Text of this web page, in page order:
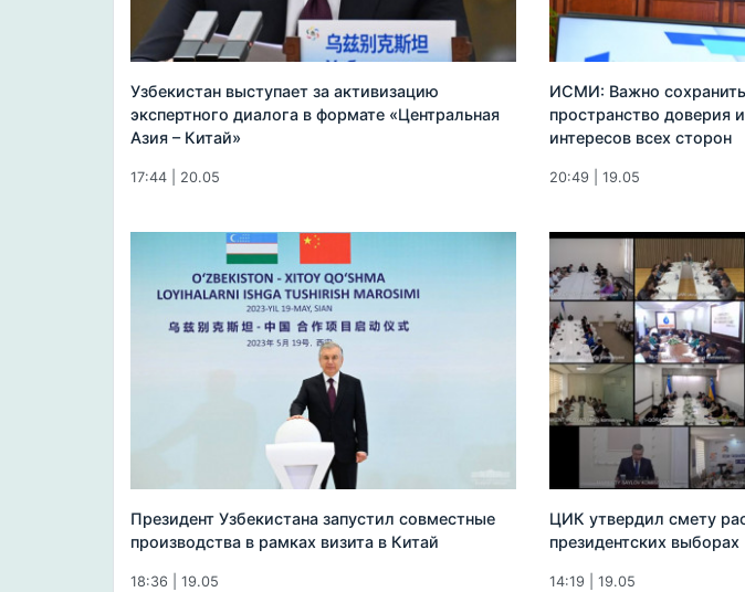
Узбекистан выступает за активизацию
экспертного диалога в формате «Центральная
Азия – Китай»
17:44 | 20.05
ИСМИ: Важно
пространство доверия
интересов всех сторон
20:49 | 19.05
Президент Узбекистана запустил совместные
производства в рамках визита в Китай
18:36 | 19.05
ЦИК утвердил смету
президентских выборах
14:19 | 19.05